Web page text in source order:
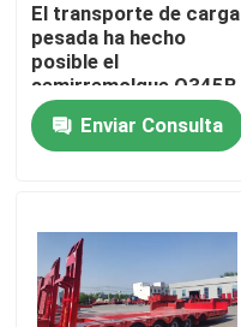
Hogar
Vídeos
El transporte de carga
pesada ha hecho
posible el
semirremolque Q345B
de 150 toneladas con
lecho bajo con viga
principal de acero
Enviar Consulta